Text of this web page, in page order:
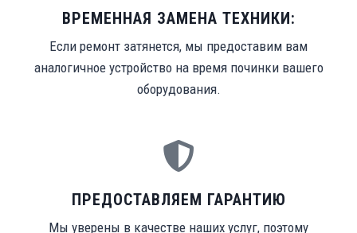
ВРЕМЕННАЯ ЗАМЕНА ТЕХНИКИ:
Если ремонт затянется, мы предоставим вам
аналогичное устройство на время починки вашего
оборудования.
ПРЕДОСТАВЛЯЕМ ГАРАНТИЮ
Мы уверены в качестве наших услуг, поэтому